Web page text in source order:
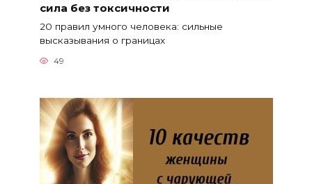
сила без токсичности
20 правил умного человека: сильные
высказывания о границах
49